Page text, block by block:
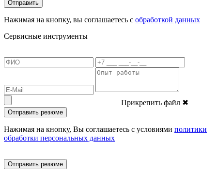
Отправить
Нажимая на кнопку, вы соглашаетесь с обработкой данных
Сервисные инструменты
Прикрепить файл ✖
Отправить резюме
Нажимая на кнопку, Вы соглашаетесь с условиями политики
обработки персональных данных
Отправить резюме